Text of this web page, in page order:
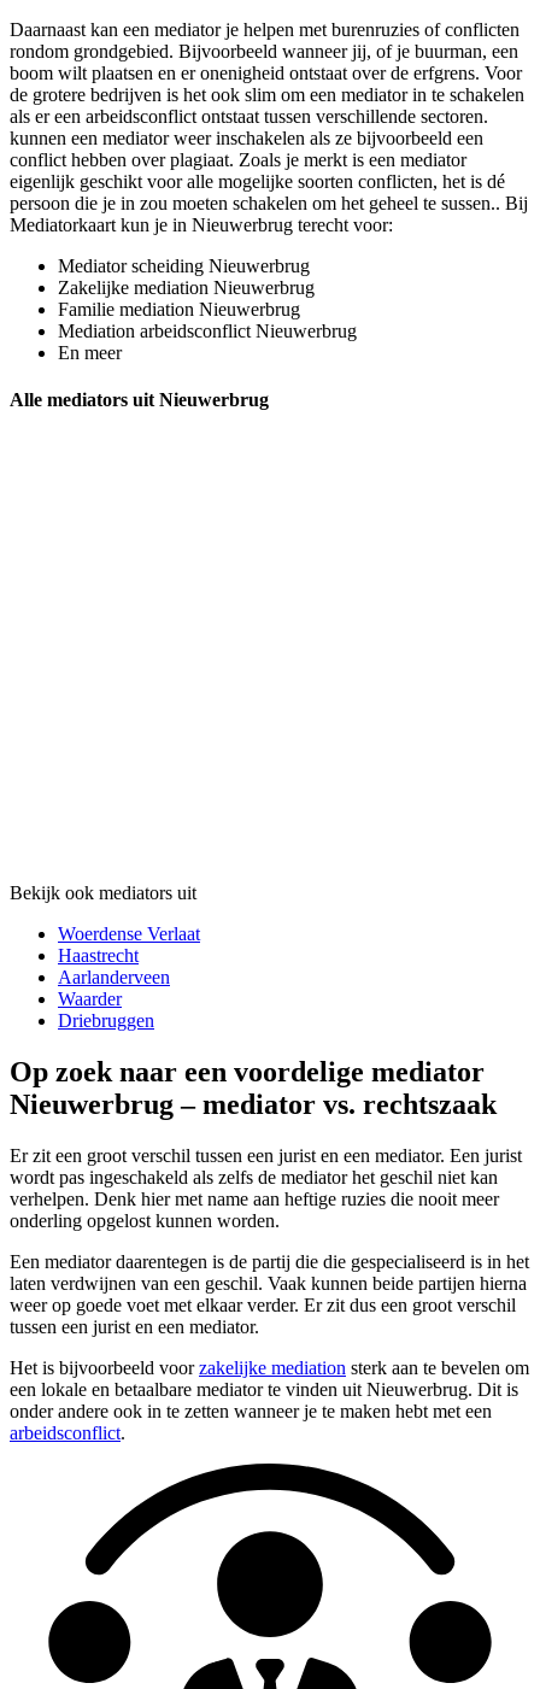
Daarnaast kan een mediator je helpen met burenruzies of conflicten
rondom grondgebied. Bijvoorbeeld wanneer jij, of je buurman, een
boom wilt plaatsen en er onenigheid ontstaat over de erfgrens. Voor
de grotere bedrijven is het ook slim om een mediator in te schakelen
als er een arbeidsconflict ontstaat tussen verschillende sectoren.
kunnen een mediator weer inschakelen als ze bijvoorbeeld een
conflict hebben over plagiaat. Zoals je merkt is een mediator
eigenlijk geschikt voor alle mogelijke soorten conflicten, het is dé
persoon die je in zou moeten schakelen om het geheel te sussen.. Bij
Mediatorkaart kun je in Nieuwerbrug terecht voor:
Mediator scheiding Nieuwerbrug
Zakelijke mediation Nieuwerbrug
Familie mediation Nieuwerbrug
Mediation arbeidsconflict Nieuwerbrug
En meer
Alle mediators uit Nieuwerbrug
Bekijk ook mediators uit
Woerdense Verlaat
Haastrecht
Aarlanderveen
Waarder
Driebruggen
Op zoek naar een voordelige mediator
Nieuwerbrug – mediator vs. rechtszaak
Er zit een groot verschil tussen een jurist en een mediator. Een jurist
wordt pas ingeschakeld als zelfs de mediator het geschil niet kan
verhelpen. Denk hier met name aan heftige ruzies die nooit meer
onderling opgelost kunnen worden.
Een mediator daarentegen is de partij die die gespecialiseerd is in het
laten verdwijnen van een geschil. Vaak kunnen beide partijen hierna
weer op goede voet met elkaar verder. Er zit dus een groot verschil
tussen een jurist en een mediator.
Het is bijvoorbeeld voorzakelijke mediation sterk aan te bevelen om
een lokale en betaalbare mediator te vinden uit Nieuwerbrug. Dit is
onder andere ook in te zetten wanneer je te maken hebt met een
arbeidsconflict.